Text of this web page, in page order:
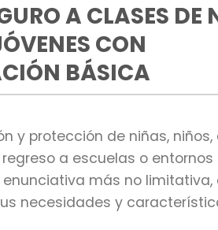
A CLASES DE
CON
BÁSICA
y protección de niñas,
a escuelas o
más no limitativa,
necesidades y